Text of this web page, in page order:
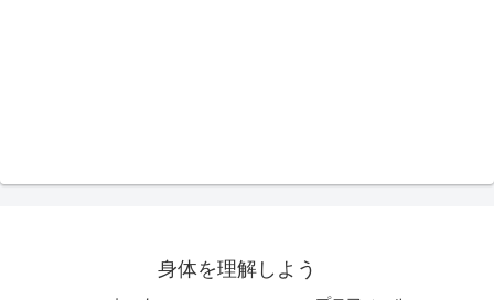
身体を理解しよう